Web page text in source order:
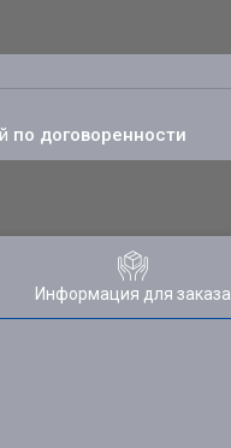
по договоренности
Информация для заказа